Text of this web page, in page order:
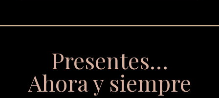
Presentes…
Ahora y siempre